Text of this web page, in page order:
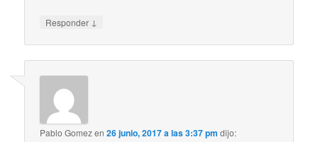
Responder ↓
Pablo Gomezen26 junio, 2017 a las 3:37 pm dijo: